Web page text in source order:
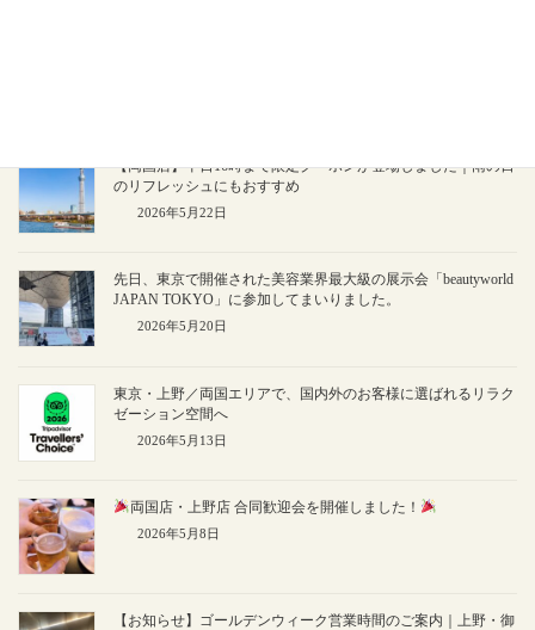
【両国店】平日16時まで限定クーポンが登場しました｜雨の日
のリフレッシュにもおすすめ
2026年5月22日
先日、東京で開催された美容業界最大級の展示会「beautyworld
JAPAN TOKYO」に参加してまいりました。
2026年5月20日
東京・上野／両国エリアで、国内外のお客様に選ばれるリラク
ゼーション空間へ
2026年5月13日
両国店・上野店 合同歓迎会を開催しました！
2026年5月8日
【お知らせ】ゴールデンウィーク営業時間のご案内｜上野・御